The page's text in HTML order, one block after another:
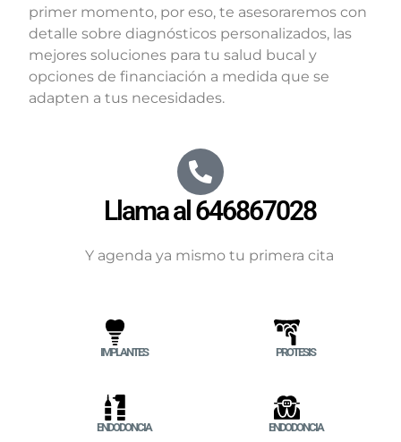
primer momento, por eso, te asesoraremos con
detalle sobre diagnósticos personalizados, las
mejores soluciones para tu salud bucal y
opciones de financiación a medida que se
adapten a tus necesidades.
Llama al 646867028
Y agenda ya mismo tu primera cita
IMPLANTES PROTESIS
ENDODONCIA ENDODONCIA